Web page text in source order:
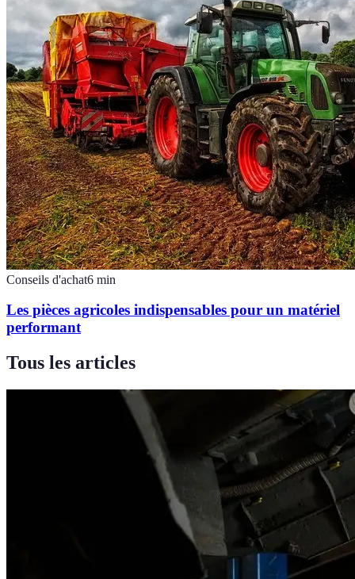
Conseils d'achat6 min
Les pièces agricoles indispensables pour un matériel
performant
Tous les articles